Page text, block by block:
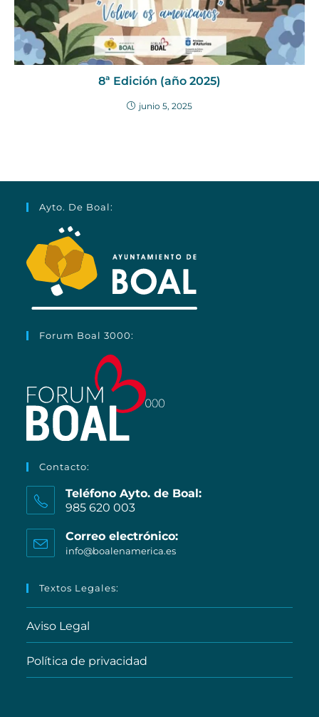
8ª Edición (año 2025)
junio 5, 2025
Ayto. De Boal:
Forum Boal 3000:
Contacto:
Teléfono Ayto. de Boal:
985 620 003
Correo electrónico:
info@boalenamerica.es
Textos Legales:
Aviso Legal
Política de privacidad